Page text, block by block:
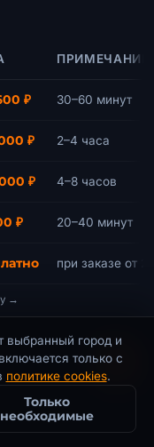
ПРИМЕЧАНИЕ
₽ 30–60 минут
₽ 2–4 часа
₽ 4–8 часов
₽ 20–40 минут
при заказе от 2
после адреса,
и необходимости
и не является
выбранный город и
только с
политике cookies.
Только
необходимые